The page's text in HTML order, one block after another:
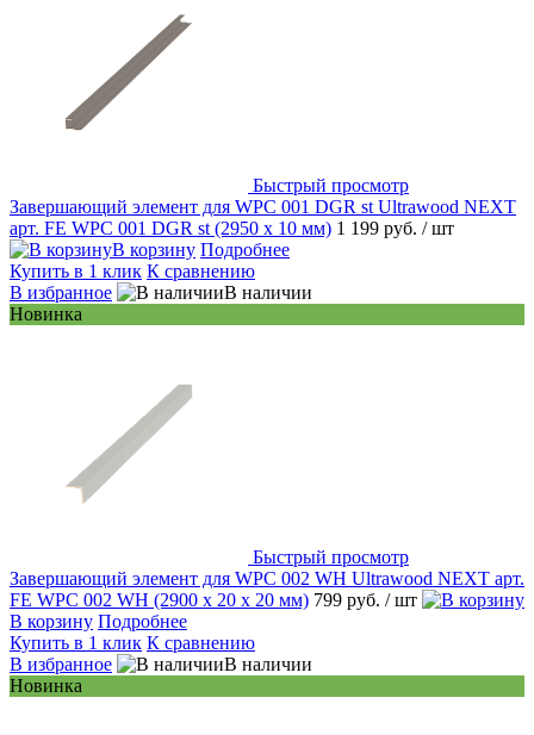
Быстрый просмотр
Завершающий элемент для WPC 001 DGR st Ultrawood NEXT
арт. FE WPC 001 DGR st (2950 х 10 мм) 1 199 руб. / шт
В корзину Подробнее
Купить в 1 клик К сравнению
В избранное
В наличии
Новинка
Быстрый просмотр
Завершающий элемент для WPC 002 WH Ultrawood NEXT арт.
FE WPC 002 WH (2900 х 20 х 20 мм) 799 руб. / шт
В корзину Подробнее
Купить в 1 клик К сравнению
В избранное
В наличии
Новинка